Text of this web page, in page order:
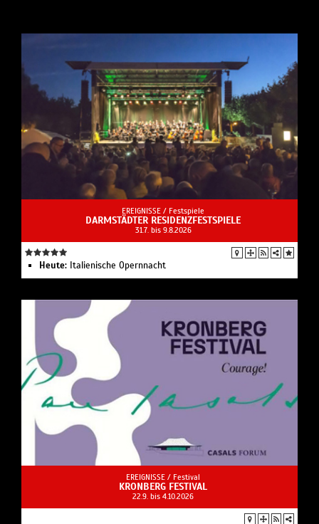
EREIGNISSE / Festspiele
DARMSTÄDTER RESIDENZFESTSPIELE
31.7. bis 9.8.2026
Heute: Italienische Opernnacht
EREIGNISSE / Festival
KRONBERG FESTIVAL
22.9. bis 4.10.2026